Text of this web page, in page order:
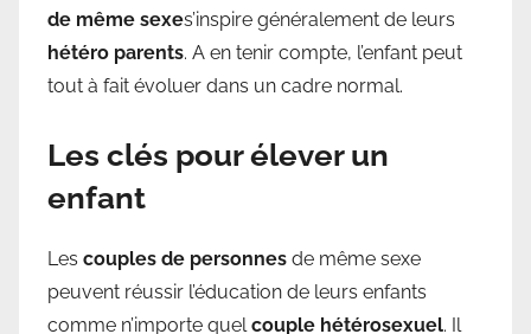
de même sexes’inspire généralement de leurs
hétéro parents. A en tenir compte, l’enfant peut
tout à fait évoluer dans un cadre normal.
Les clés pour élever un
enfant
Les couples de personnes de même sexe
peuvent réussir l’éducation de leurs enfants
comme n’importe quelcouple hétérosexuel. Il